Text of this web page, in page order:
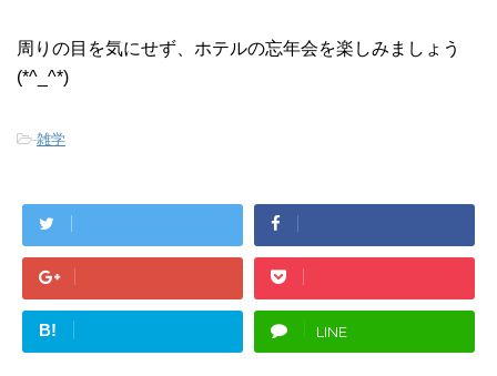
周りの目を気にせず、ホテルの忘年会を楽しみましょう
(*^_^*)
-雑学
B! LINE